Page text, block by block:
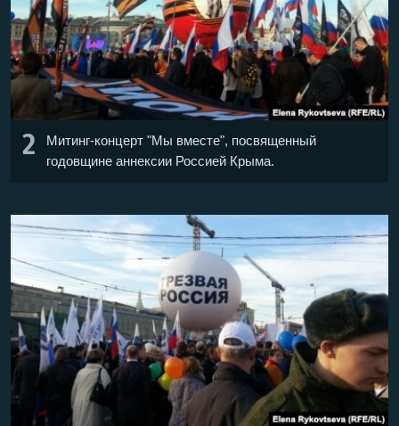
2
Митинг-концерт "Мы вместе", посвященный
годовщине аннексии Россией Крыма.